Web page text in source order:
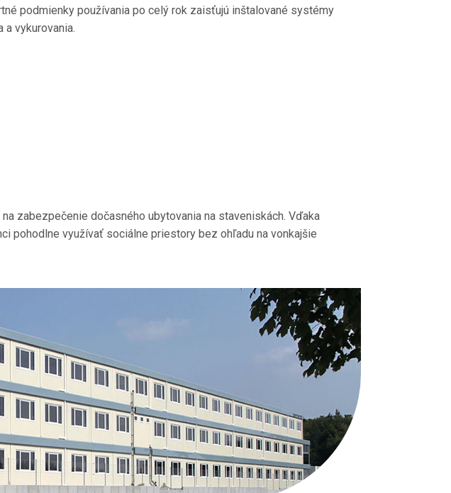
podmienky používania po celý rok zaisťujú inštalované systémy
a vykurovania.
zabezpečenie dočasného ubytovania na staveniskách. Vďaka
pohodlne využívať sociálne priestory bez ohľadu na vonkajšie